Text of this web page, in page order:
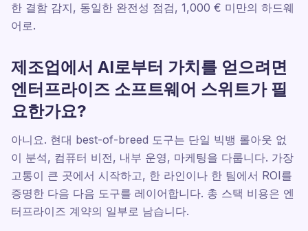
한 결함 감지, 동일한 완전성 점검, 1,000 € 미만의 하드웨
어로.
제조업에서 AI로부터 가치를 얻으려면
엔터프라이즈 소프트웨어 스위트가 필
요한가요?
아니요. 현대 best-of-breed 도구는 단일 빅뱅 롤아웃 없
이 분석, 컴퓨터 비전, 내부 운영, 마케팅을 다룹니다. 가장
고통이 큰 곳에서 시작하고, 한 라인이나 한 팀에서 ROI를
증명한 다음 다음 도구를 레이어합니다. 총 스택 비용은 엔
터프라이즈 계약의 일부로 남습니다.